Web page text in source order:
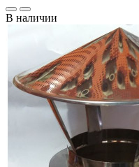
В наличии